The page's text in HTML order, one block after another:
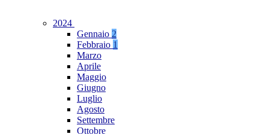
2024
Gennaio 2
Febbraio 1
Marzo
Aprile
Maggio
Giugno
Luglio
Agosto
Settembre
Ottobre